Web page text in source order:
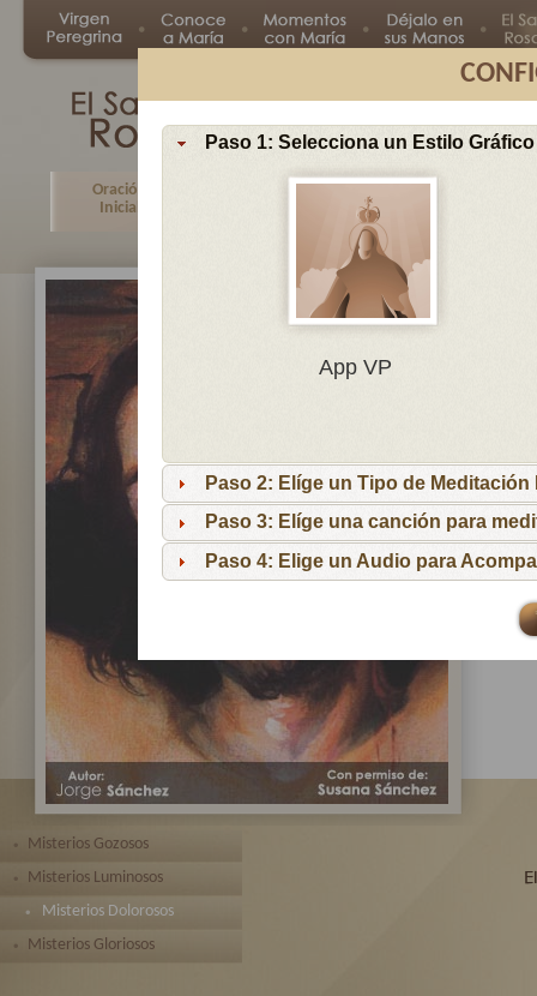
Paso 1: Selecciona un Estilo Gráfico
App VP
Paso 2: Elíge un Tipo de Meditación
Paso 3: Elíge una canción para
Paso 4: Elige un Audio para
Oración
Inicial
Misterio
Misterios Gozosos
Misterios Luminosos
Misterios Dolorosos
Misterios Gloriosos